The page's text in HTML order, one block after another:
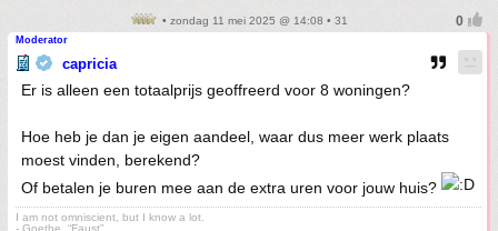
• zondag 11 mei 2025 @ 14:08 • 31
Moderator
capricia
Er is alleen een totaalprijs geoffreerd voor 8 woningen?
Hoe heb je dan je eigen aandeel, waar dus meer werk plaats
moest vinden, berekend?
Of betalen je buren mee aan de extra uren voor jouw huis?
I am not omniscient, but I know a lot.
- Goethe, “Faust”